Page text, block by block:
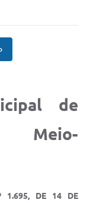
de
Meio-
1.695, DE 14 DE